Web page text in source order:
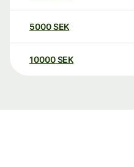
5000SEK
10000 SEK